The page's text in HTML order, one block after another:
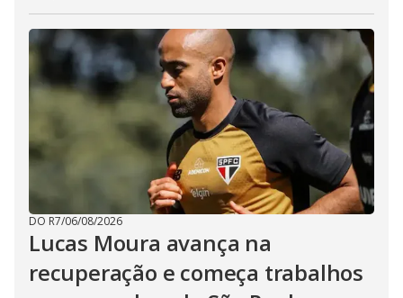
DO R7/06/08/2026
Lucas Moura avança na
recuperação e começa trabalhos